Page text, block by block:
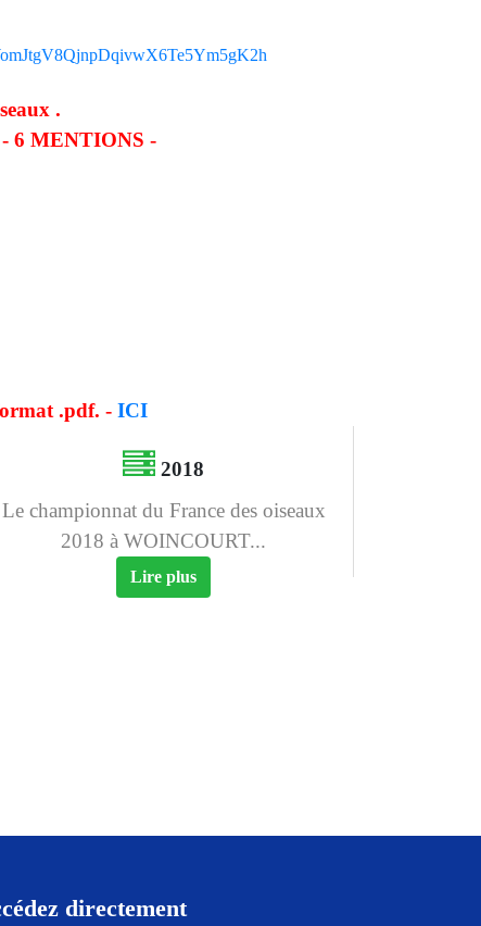
.
- 6 MENTIONS -
.pdf. - ICI
2018
Le championnat du France des oiseaux
2018 à WOINCOURT...
Lire plus
directement